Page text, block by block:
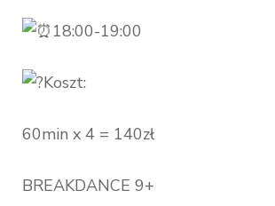
18:00-19:00
Koszt:
60min x 4 = 140zł
BREAKDANCE 9+